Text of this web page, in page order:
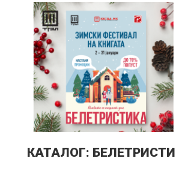
КАТАЛОГ: